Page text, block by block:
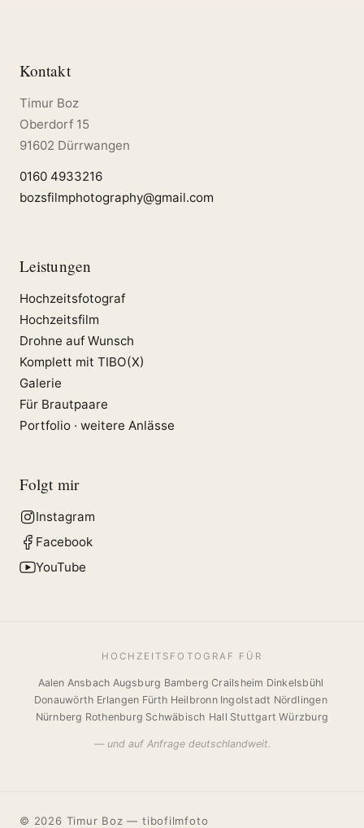
Kontakt
Timur Boz
Oberdorf 15
91602 Dürrwangen
0160 4933216
bozsfilmphotography@gmail.com
Leistungen
Hochzeitsfotograf
Hochzeitsfilm
Drohne auf Wunsch
Komplett mit TIBO(X)
Galerie
Für Brautpaare
Portfolio · weitere Anlässe
Folgt mir
Instagram
Facebook
YouTube
HOCHZEITSFOTOGRAF FÜR
Aalen Ansbach Augsburg Bamberg ·Crailsheim Dinkelsbühl
Donauwörth Erlangen Fürth Heilbronn Ingolstadt Nördlingen
Nürnberg Rothenburg Schwäbisch Hall Stuttgart ·Würzburg
— und auf Anfrage deutschlandweit.
© 2026 Timur Boz — tibofilmfoto